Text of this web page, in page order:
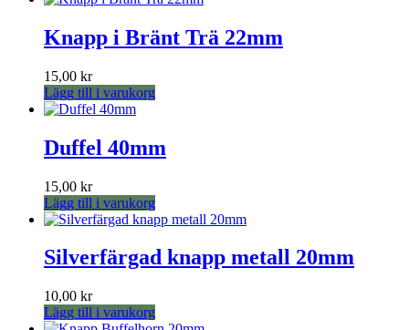
Knapp i Bränt Trä 22mm
15,00 kr
Lägg till i varukorg
Duffel 40mm
15,00 kr
Lägg till i varukorg
Silverfärgad knapp metall 20mm
10,00 kr
Lägg till i varukorg